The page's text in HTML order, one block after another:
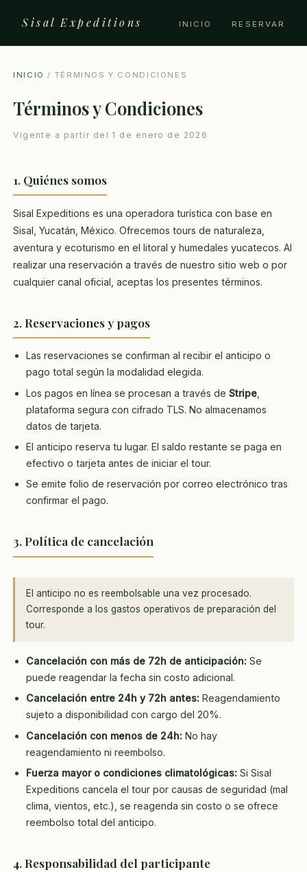
Sisal Expeditions INICIO RESERVAR
INICIO / TÉRMINOS Y CONDICIONES
Términos y Condiciones
Vigente a partir del 1 de enero de 2026
1. Quiénes somos
Sisal Expeditions es una operadora turística con base en
Sisal, Yucatán, México. Ofrecemos tours de naturaleza,
aventura y ecoturismo en el litoral y humedales yucatecos. Al
realizar una reservación a través de nuestro sitio web o por
cualquier canal oficial, aceptas los presentes términos.
2. Reservaciones y pagos
Las reservaciones se confirman al recibir el anticipo o
pago total según la modalidad elegida.
Los pagos en línea se procesan a través deStripe
plataforma segura con cifrado TLS. No almacenamos
datos de tarjeta.
El anticipo reserva tu lugar. El saldo restante se paga en
efectivo o tarjeta antes de iniciar el tour.
Se emite folio de reservación por correo electrónico tras
confirmar el pago.
3. Política de cancelación
El anticipo no es reembolsable una vez procesado.
Corresponde a los gastos operativos de preparación del
tour.
Cancelación con más de 72h de anticipación: Se
puede reagendar la fecha sin costo adicional.
Cancelación entre 24h y 72h antes: Reagendamiento
sujeto a disponibilidad con cargo del 20%.
Cancelación con menos de 24h: No hay
reagendamiento ni reembolso.
Fuerza mayor o condiciones climatológicas: Si Sisal
Expeditions cancela el tour por causas de seguridad (mal
clima, vientos, etc.), se reagenda sin costo o se ofrece
reembolso total del anticipo.
4. Responsabilidad del participante